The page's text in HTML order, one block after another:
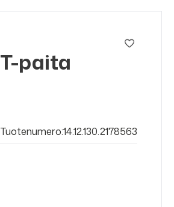
paita
Tuotenumero:14.12.130.2178563